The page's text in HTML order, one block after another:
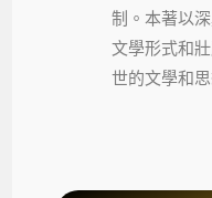
制。本著以
文學形式和
世的文學和